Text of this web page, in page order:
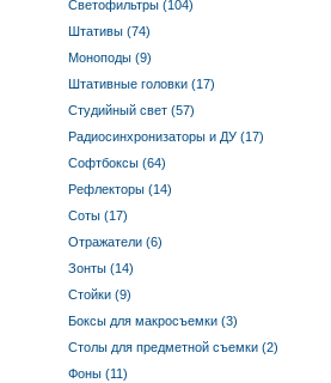
Светофильтры (104)
Штативы (74)
Моноподы (9)
Штативные головки (17)
Студийный свет (57)
Радиосинхронизаторы и ДУ (17)
Софтбоксы (64)
Рефлекторы (14)
Соты (17)
Отражатели (6)
Зонты (14)
Стойки (9)
Боксы для макросъемки (3)
Столы для предметной съемки (2)
Фоны (11)